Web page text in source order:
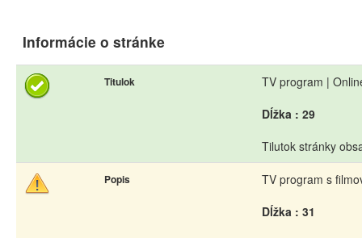
Informácie o stránke
Titulok
TV program |
Dĺžka : 29
Tilutok stránky
Popis
TV program s
Dĺžka : 31